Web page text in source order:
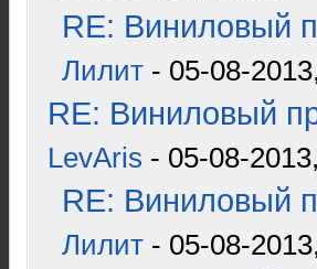
RE: Виниловый
Лилит - 05-08-
RE: Виниловый
LevAris - 05-08-
RE: Виниловый
Лилит - 05-08-